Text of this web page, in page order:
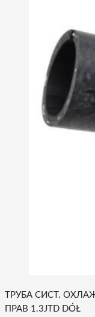
ТРУБА СИСТ.
ПРАВ 1.3JTD DÓŁ